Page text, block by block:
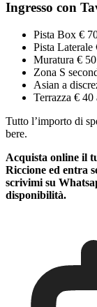
Ingresso con
Pista Box €
Pista Laterale
Muratura €
Zona S
Asian a
Terrazza € 40
Tutto l’importo di
bere.
Acquista online il
Riccione ed entra
scrivimi su
disponibilità.